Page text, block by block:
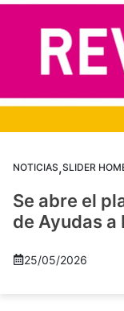
NOTICIAS,SLIDER
Se abre el
de Ayudas
25/05/2026